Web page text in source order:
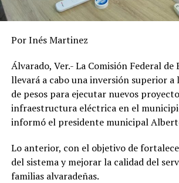
ANTES
Se forma primer ciclón en el Atlántico
Por Inés Martinez
Álvarado, Ver.- La Comisión Federal de
llevará a cabo una inversión superior a
de pesos para ejecutar nuevos
infraestructura eléctrica en el
informó el presidente municipal
Lo anterior, con el objetivo de
del sistema y mejorar la calidad del
familias alvaradeñas.